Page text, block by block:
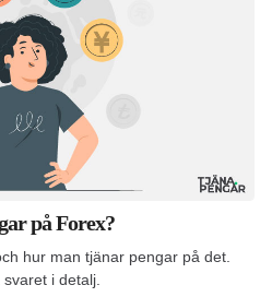
på Forex?
hur man tjänar pengar på det.
i detalj.